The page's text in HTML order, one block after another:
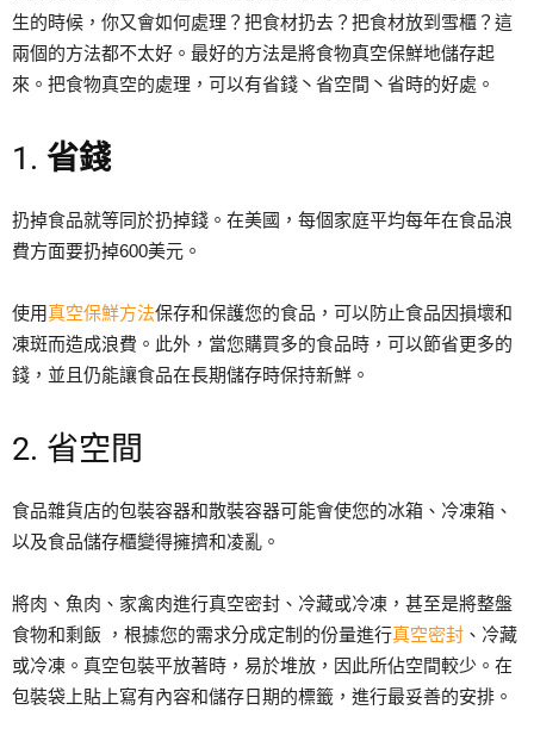
生的時候，你又會如何處理？把食材扔去？把食材放到雪櫃？這
兩個的方法都不太好。最好的方法是將食物真空保鮮地儲存起
來。把食物真空的處理，可以有省錢丶省空間丶省時的好處。
1. 省錢
扔掉食品就等同於扔掉錢。在美國，每個家庭平均每年在食品浪
費方面要扔掉600美元。
使用真空保鮮方法保存和保護您的食品，可以防止食品因損壞和
凍斑而造成浪費。此外，當您購買多的食品時，可以節省更多的
錢，並且仍能讓食品在長期儲存時保持新鮮。
2. 省空間
食品雜貨店的包裝容器和散裝容器可能會使您的冰箱、冷凍箱、
以及食品儲存櫃變得擁擠和凌亂。
將肉、魚肉、家禽肉進行真空密封、冷藏或冷凍，甚至是將整盤
食物和剩飯 ，根據您的需求分成定制的份量進行真空密封 、冷藏
或冷凍。真空包裝平放著時，易於堆放，因此所佔空間較少。在
包裝袋上貼上寫有內容和儲存日期的標籤，進行最妥善的安排。